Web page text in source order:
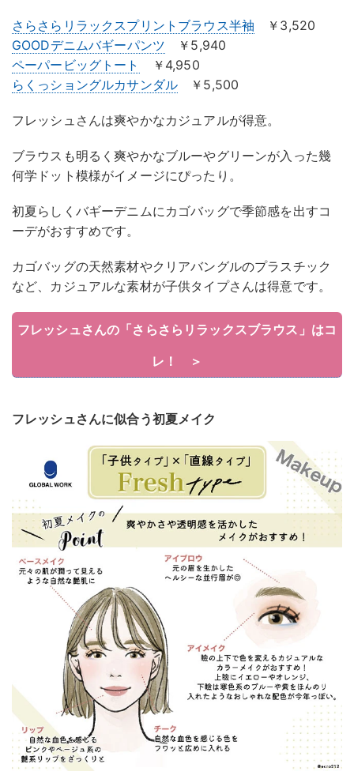
さらさらリラックスプリントブラウス半袖 ￥3,520
GOODデニムバギーパンツ ￥5,940
ペーパービッグトート
￥4,950
らくっショングルカサンダル ￥5,500
フレッシュさんは爽やかなカジュアルが得意。
ブラウスも明るく爽やかなブルーやグリーンが入った幾
何学ドット模様がイメージにぴったり。
初夏らしくバギーデニムにカゴバッグで季節感を出すコ
ーデがおすすめです。
カゴバッグの天然素材やクリアバングルのプラスチック
など、カジュアルな素材が子供タイプさんは得意です。
フレッシュさんの「さらさらリラックスブラウス」はコ
レ！ ＞
フレッシュさんに似合う初夏メイク